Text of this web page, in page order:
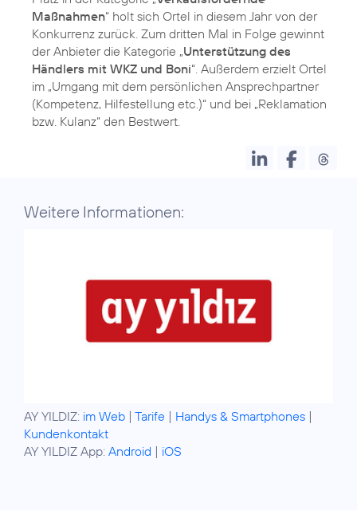
Maßnahmen“ holt sich Ortel in diesem Jahr von der
Konkurrenz zurück. Zum dritten Mal in Folge gewinnt
der Anbieter die Kategorie „Unterstützung des
Händlers mit WKZ und Boni“. Außerdem erzielt Ortel
im „Umgang mit dem persönlichen Ansprechpartner
(Kompetenz, Hilfestellung etc.)“ und bei „Reklamation
bzw. Kulanz“ den Bestwert.
Weitere Informationen:
AY YILDIZ: im Web | Tarife | Handys & Smartphones |
Kundenkontakt
AY YILDIZ App: Android | iOS